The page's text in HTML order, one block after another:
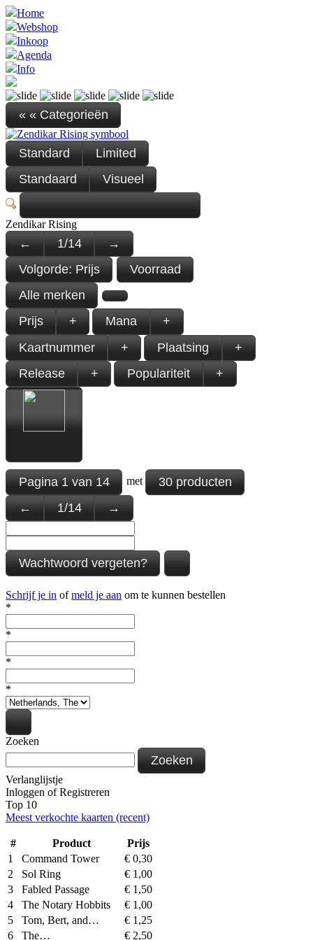
Home
Webshop
Inkoop
Agenda
Info
« « Categorieën
Standard
Limited
Standaard
Visueel
Zendikar Rising
← 1/14
→
Volgorde: Prijs
Voorraad
Alle merken
Prijs
+ Mana
+
Kaartnummer
+ Plaatsing
+
Release
+ Populariteit +
Pagina1van14 met
30 producten
←
1/14 →
Wachtwoord vergeten?
Schrijf je in ofmeld je aan om te kunnen bestellen
*
*
*
*
Zoeken
Zoeken
Verlanglijstje
Inloggen ofRegistreren
Top 10
Meest verkochte kaarten (recent)
# Product
Prijs
1
Command Tower € 0,30
2
Sol Ring € 1,00
3
Fabled Passage € 1,50
4
The Notary Hobbits € 1,00
5
Tom, Bert, and… € 1,25
6
The… € 2,50